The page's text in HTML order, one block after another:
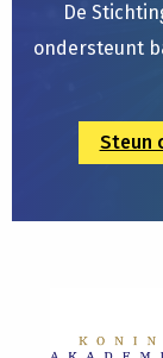
De
ondersteunt
Steun